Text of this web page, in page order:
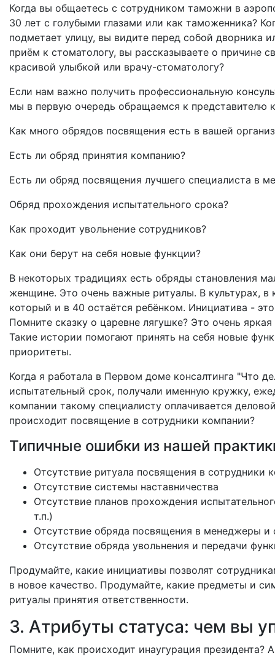
Когда вы общаетесь с сотрудником таможни в
30 лет с голубыми глазами или как таможенника?
подметает улицу, вы видите перед собой дворника
приём к стоматологу, вы рассказываете о причине
красивой улыбкой или врачу-стоматологу?
Если нам важно получить профессиональную
мы в первую очередь обращаемся к представителю
Как много обрядов посвящения есть в вашей
Есть ли обряд принятия компанию?
Есть ли обряд посвящения лучшего специалиста в
Обряд прохождения испытательного срока?
Как проходит увольнение сотрудников?
Как они берут на себя новые функции?
В некоторых традициях есть обряды становления
женщине. Это очень важные ритуалы. В культурах, в
который и в 40 остаётся ребёнком. Инициатива -
Помните сказку о царевне лягушке? Это очень
Такие истории помогают принять на себя новые
приоритеты.
Когда я работала в Первом доме консалтинга "Что
испытательный срок, получали именную кружку,
компании такому специалисту оплачивается
происходит посвящение в сотрудники компании?
Типичные ошибки из нашей
Отсутствие ритуала посвящения в сотрудники
Отсутствие системы наставничества
Отсутствие планов прохождения
т.п.)
Отсутствие обряда посвящения в менеджеры и
Отсутствие обряда увольнения и передачи
Продумайте, какие инициативы позволят
в новое качество. Продумайте, какие предметы и
ритуалы принятия ответственности.
3. Атрибуты статуса: чем вы
Помните, как происходит инаугурация